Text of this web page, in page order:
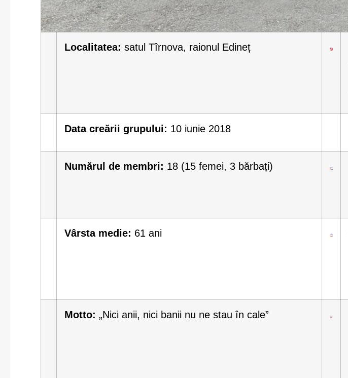
Localitatea: satul Tîrnova, raionul Edineț
Data creării grupului: 10 iunie 2018
Numărul de membri: 18 (15 femei, 3 bărbați)
Vârsta medie: 61 ani
Motto: „Nici anii, nici banii nu ne stau în cale”